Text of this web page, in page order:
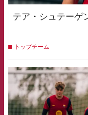
テア・シュテーゲ
トップチーム